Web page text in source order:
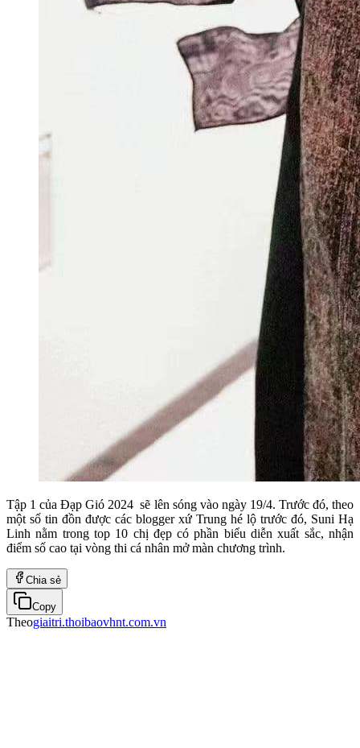
Tập 1 của Đạp Gió 2024 sẽ lên sóng vào ngày 19/4. Trước đó, theo
một số tin đồn được các blogger xứ Trung hé lộ trước đó, Suni Hạ
Linh nằm trong top 10 chị đẹp có phần biểu diễn xuất sắc, nhận
điểm số cao tại vòng thi cá nhân mở màn chương trình.
Chia sẻ
Copy
Theogiaitri.thoibaovhnt.com.vn